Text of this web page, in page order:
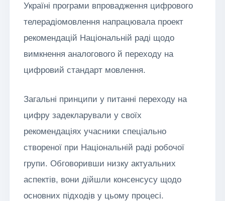
Україні програми впровадження цифрового
телерадіомовлення напрацювала проект
рекомендацій Національній раді щодо
вимкнення аналогового й переходу на
цифровий стандарт мовлення.
Загальні принципи у питанні переходу на
цифру задекларували у своїх
рекомендаціях учасники спеціально
створеної при Національній раді робочої
групи. Обговоривши низку актуальних
аспектів, вони дійшли консенсусу щодо
основних підходів у цьому процесі.